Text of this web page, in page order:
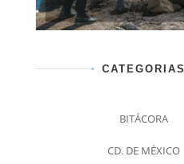
CATEGORIAS
BITÁCORA
CD. DE MÉXICO